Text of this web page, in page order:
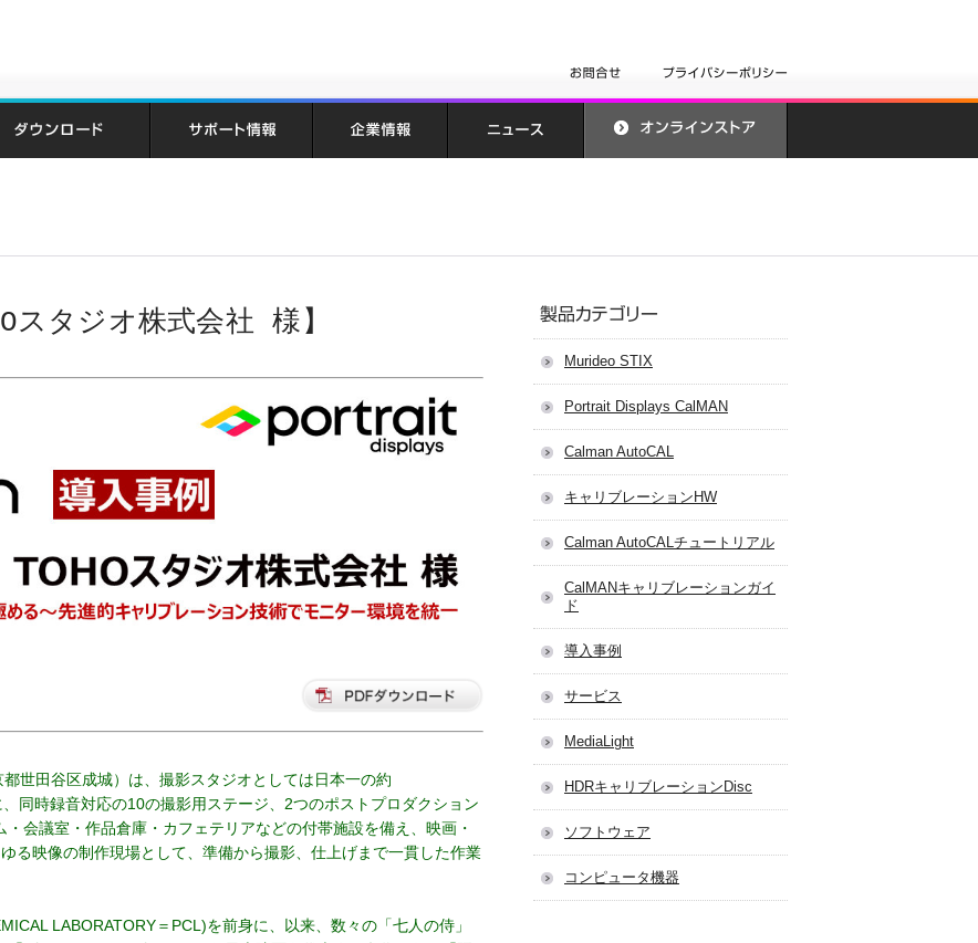
スタジオ株式会社 様】
都世田谷区成城）は、撮影スタジオとしては日本一の約
同時録音対応の10の撮影用ステージ、2つのポストプロダクション
会議室・作品倉庫・カフェテリアなどの付帯施設を備え、映画・
る映像の制作現場として、準備から撮影、仕上げまで一貫した作業
LABORATORY＝PCL)を前身に、以来、数々の「七人の侍」
Murideo STIX
Portrait Displays CalMAN
Calman AutoCAL
キャリブレーションHW
Calman AutoCALチュートリアル
CalMANキャリブレーションガイ
ド
導入事例
サービス
MediaLight
HDRキャリブレーションDisc
ソフトウェア
コンピュータ機器